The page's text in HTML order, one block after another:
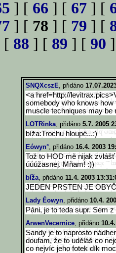
] [ 66 ] [ 67 ] [
] [ 78 ] [ 79 ] [
[ 88 ] [ 89 ] [ 90
SNQXcszE, přidáno
<a href=http://
somebody who knows how
muscle techniques may be
LOTRinka, přidáno 5.7. 2005
bíža:Trochu hloupé...:)
Eówyn°, přidáno 16.4. 2003
Tož to HOD mě nijak
úúúžasnej. Mňam! :))
bíža, přidáno 11.4. 2003
JEDEN PRSTEN JE
Lady Éowyn, přidáno 10.4.
Páni, je to teda supr. Sem
ArwenVecernice, přidáno
Sandy je to naprosto
doufam, že to uděláš co
co nejvíc jeho fotek dík